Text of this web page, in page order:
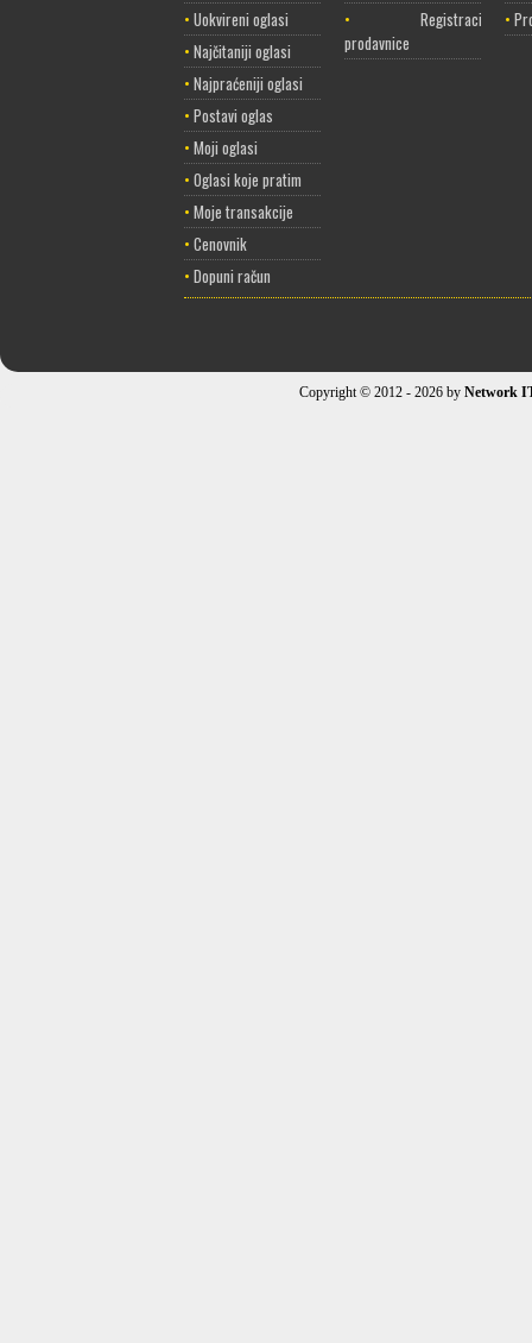
• Uokvireni oglasi
• Najčitaniji oglasi
• Najpraćeniji oglasi
• Postavi oglas
• Moji oglasi
• Oglasi koje pratim
• Moje transakcije
• Cenovnik
• Dopuni račun
• Registracija
prodavnice
•
Copyright © 2012 - 2026 by Network